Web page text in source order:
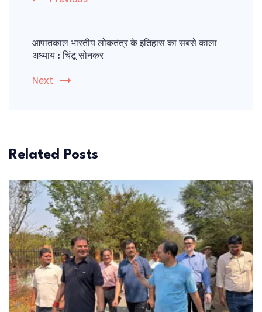
आपातकाल भारतीय लोकतंत्र के इतिहास का सबसे काला
अध्याय : चिंटू सोनकर
Next
Related Posts